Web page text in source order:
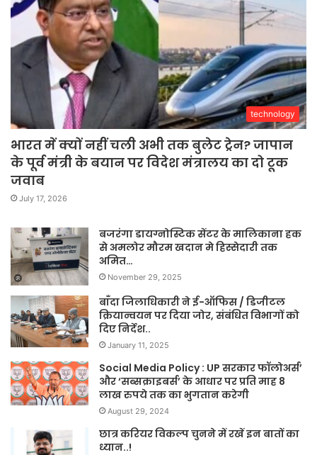
technology
भारत में क्यों नहीं चली अभी तक बुलेट ट्रेन? जापान
के पूर्व मंत्री के बयान पर विदेश मंत्रालय का दो टूक
जवाब
July 17, 2026
बजरंगा डायग्नोस्टिक सेंटर के मालिकाना हक
से अमलोर मौरम खदान मे हिस्सेदारी तक
अमित…
November 29, 2025
बाँदा जिलाधिकारी ने ई-ऑफिस / डिजीटल
क्रियान्वयन पर दिया जोर, संबंधित विभागों को
दिए निर्देश..
January 11, 2025
Social Media Policy : UP सरकार फॉलोअर्स’
और ‘सब्सक्राइबर्स’ के आधार पर प्रति माह 8
लाख रुपये तक का भुगतान करेगी
August 29, 2024
छात्र करियर विकल्प चुनने में रखें इन बातों का
ध्यान..!